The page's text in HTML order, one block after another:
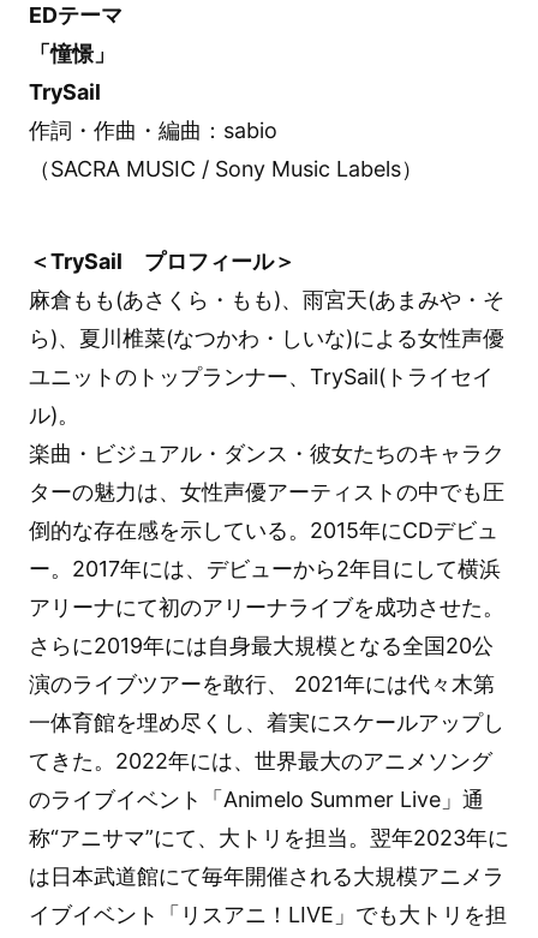
EDテーマ
「憧憬」
TrySail
作詞・作曲・編曲：sabio
（SACRA MUSIC / Sony Music Labels）
＜TrySail プロフィール＞
麻倉もも(あさくら・もも)、雨宮天(あまみや・そ
ら)、夏川椎菜(なつかわ・しいな)による女性声優
ユニットのトップランナー、TrySail(トライセイ
ル)。
楽曲・ビジュアル・ダンス・彼女たちのキャラク
ターの魅力は、女性声優アーティストの中でも圧
倒的な存在感を示している。2015年にCDデビュ
ー。2017年には、デビューから2年目にして横浜
アリーナにて初のアリーナライブを成功させた。
さらに2019年には自身最大規模となる全国20公
演のライブツアーを敢行、 2021年には代々木第
一体育館を埋め尽くし、着実にスケールアップし
てきた。2022年には、世界最大のアニメソング
のライブイベント「Animelo Summer Live」通
称“アニサマ”にて、大トリを担当。翌年2023年に
は日本武道館にて毎年開催される大規模アニメラ
イブイベント「リスアニ！LIVE」でも大トリを担